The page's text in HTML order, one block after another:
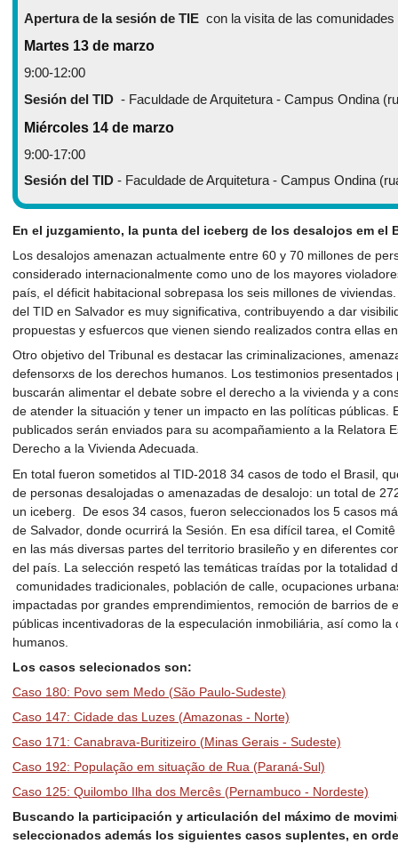
Apertura de la sesión de TIEcon la visita de las comunidades
Martes 13 de marzo
9:00-12:00
Sesión del TID- Faculdade de Arquitetura - Campus Ondina
Miércoles 14 de marzo
9:00-17:00
Sesión del TID - Faculdade de Arquitetura - Campus Ondina
En el juzgamiento, la punta del iceberg de los desalojos em el
Los desalojos amenazan actualmente entre 60 y 70 millones de
considerado internacionalmente como uno de los mayores
país, el déficit habitacional sobrepasa los seis millones de
del TID en Salvador es muy significativa, contribuyendo a dar
propuestas y esfuercos que vienen siendo realizados contra ellas
Otro objetivo del Tribunal es destacar las criminalizaciones,
defensorxs de los derechos humanos. Los testimonios
buscarán alimentar el debate sobre el derecho a la vivienda y a
de atender la situación y tener un impacto en las políticas públicas.
publicados serán enviados para su acompañamiento a la Relatora
Derecho a la Vivienda Adecuada.
En total fueron sometidos al TID-2018 34 casos de todo el Brasil,
de personas desalojadas o amenazadas de desalojo: un total de
un iceberg. De esos 34 casos, fueron seleccionados los 5 casos
de Salvador, donde ocurrirá la Sesión. En esa difícil tarea, el
en las más diversas partes del territorio brasileño y en diferentes
del país. La selección respetó las temáticas traídas por la totalidad
comunidades tradicionales, población de calle, ocupaciones
impactadas por grandes emprendimientos, remoción de barrios de
públicas incentivadoras de la especulación inmobiliária, así como
humanos.
Los casos selecionados son:
Caso 180: Povo sem Medo (São Paulo-Sudeste)
Caso 147: Cidade das Luzes (Amazonas - Norte)
Caso 171: Canabrava-Buritizeiro (Minas Gerais - Sudeste)
Caso 192: População em situação de Rua (Paraná-Sul)
Caso 125: Quilombo Ilha dos Mercês (Pernambuco - Nordeste)
Buscando la participación y articulación del máximo de
seleccionados además los siguientes casos suplentes, en